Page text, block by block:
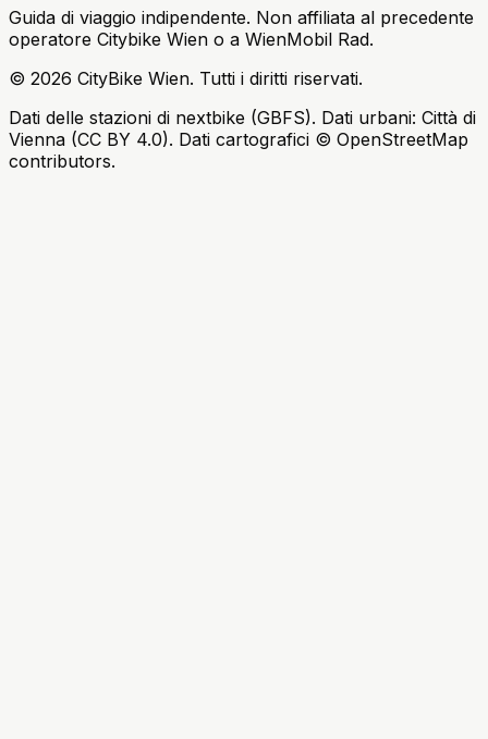
Guida di viaggio indipendente. Non affiliata al precedente
operatore Citybike Wien o a WienMobil Rad.
© 2026 CityBike Wien. Tutti i diritti riservati.
Dati delle stazioni di nextbike (GBFS). Dati urbani: Città di
Vienna (CC BY 4.0). Dati cartografici © OpenStreetMap
contributors.